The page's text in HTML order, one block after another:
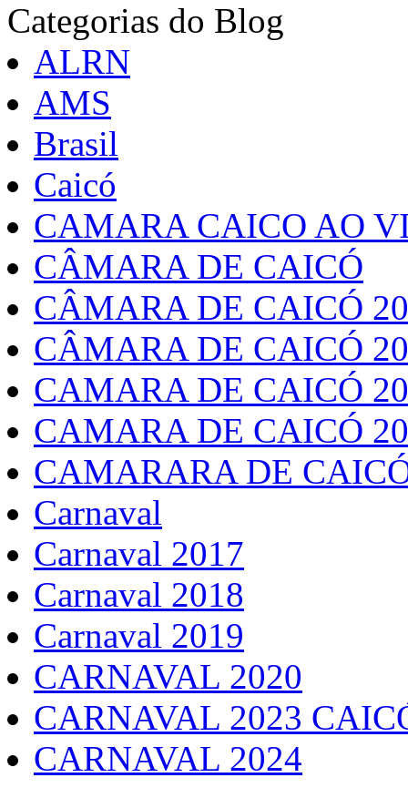
Categorias do Blog
ALRN
AMS
Brasil
Caicó
CAMARA CAICO AO
CÂMARA DE CAICÓ
CÂMARA DE CAICÓ
CÂMARA DE CAICÓ
CAMARA DE CAICÓ
CAMARA DE CAICÓ
CAMARARA DE
Carnaval
Carnaval 2017
Carnaval 2018
Carnaval 2019
CARNAVAL 2020
CARNAVAL 2023
CARNAVAL 2024